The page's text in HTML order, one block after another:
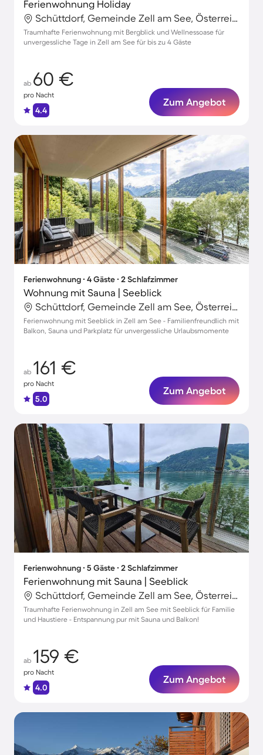
Ferienwohnung Holiday
Schüttdorf, Gemeinde Zell am See, Österreich
Traumhafte Ferienwohnung mit Bergblick und Wellnessoase für
unvergessliche Tage in Zell am See für bis zu 4 Gäste
ab 60 €
pro Nacht
4.4
Zum Angebot
Ferienwohnung ∙ 4 Gäste ∙ 2 Schlafzimmer
Wohnung mit Sauna | Seeblick
Schüttdorf, Gemeinde Zell am See, Österreich
Ferienwohnung mit Seeblick in Zell am See - Familienfreundlich mit
Balkon, Sauna und Parkplatz für unvergessliche Urlaubsmomente
ab 161 €
pro Nacht
5.0
Zum Angebot
Ferienwohnung ∙ 5 Gäste ∙ 2 Schlafzimmer
Ferienwohnung mit Sauna | Seeblick
Schüttdorf, Gemeinde Zell am See, Österreich
Traumhafte Ferienwohnung in Zell am See mit Seeblick für Familie
und Haustiere - Entspannung pur mit Sauna und Balkon!
ab 159 €
pro Nacht
4.0
Zum Angebot